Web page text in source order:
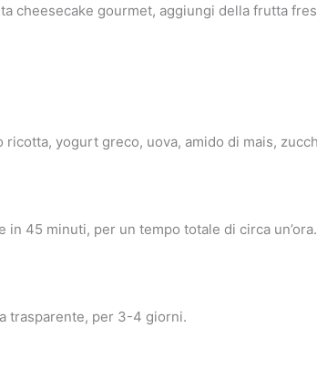
cheesecake gourmet, aggiungi della frutta
yogurt greco, uova, amido di mais,
45 minuti, per un tempo totale di circa un’ora.
trasparente, per 3-4 giorni.